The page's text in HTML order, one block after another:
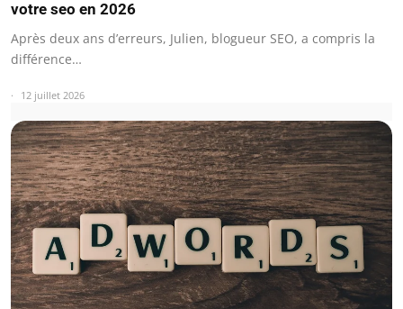
votre seo en 2026
Après deux ans d’erreurs, Julien, blogueur SEO, a compris la
différence…
12 juillet 2026